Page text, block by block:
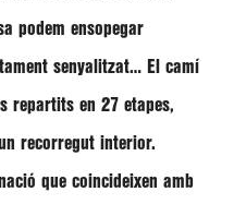
podem ensopegar
senyalitzat… El camí
repartits en 27 etapes,
recorregut interior.
que coincideixen amb